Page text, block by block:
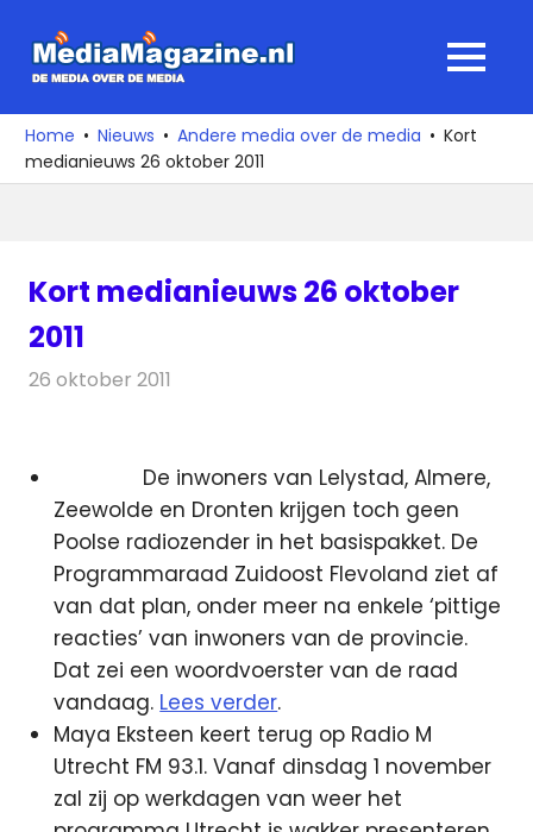
naar
media
over
de
MENU
Home Nieuws Andere media over de media
Kort
medianieuws 26 oktober 2011
Kort medianieuws 26 oktober
2011
26 oktober 2011
De inwoners van Lelystad, Almere,
Zeewolde en Dronten krijgen toch geen
Poolse radiozender in het basispakket. De
Programmaraad Zuidoost Flevoland ziet af
van dat plan, onder meer na enkele ‘pittige
reacties’ van inwoners van de provincie.
Dat zei een woordvoerster van de raad
vandaag. Lees verder.
Maya Eksteen keert terug op Radio M
Utrecht FM 93.1. Vanaf dinsdag 1 november
zal zij op werkdagen van weer het